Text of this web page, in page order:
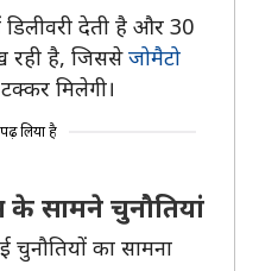
डिलीवरी देती है और 30
रही है, जिससेजोमैटो
मिलेगी।
पढ़ लिया है
सामने चुनौतियां
का सामना